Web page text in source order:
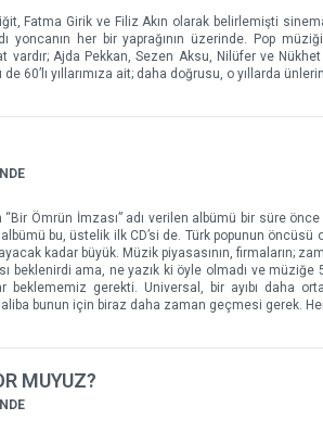
Fatma Girik ve Filiz Akın olarak belirlemişti
yoncanın her bir yaprağının üzerinde. Pop
Ajda Pekkan, Sezen Aksu, Nilüfer ve Nükhet
60’lı yıllarımıza ait; daha doğrusu, o yıllarda
Ömrün İmzası” adı verilen albümü bir süre
albümü bu, üstelik ilk CD’si de. Türk popunun
kadar büyük. Müzik piyasasının, firmaların;
beklenirdi ama, ne yazık ki öyle olmadı ve müziğe
gerekti. Universal, bir ayıbı daha
bunun için biraz daha zaman geçmesi gerek.
MUYUZ?